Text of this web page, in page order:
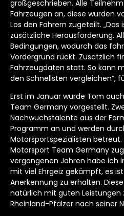
großgeschrieben. Alle
Fahrzeugen an, diese wurden
Los den Fahrern zugeteilt.
zusätzliche Herausforderung.
Bedingungen, wodurch das
Vordergrund rückt. Zusätzlich
Fahrzeugdaten statt. So kann
den Schnellsten vergleichen“,
Erst im Januar wurde Tom
Team Germany vorgestellt.
Nachwuchstalente aus der
Programm an und werden
Motorsportspezialisten
Motorsport Team Germany
vergangenen Jahren habe ich
mit viel Ehrgeiz gekämpft, es
Anerkennung zu erhalten.
natürlich mit guten Leistungen
Rheinland-Pfälzer nach seiner